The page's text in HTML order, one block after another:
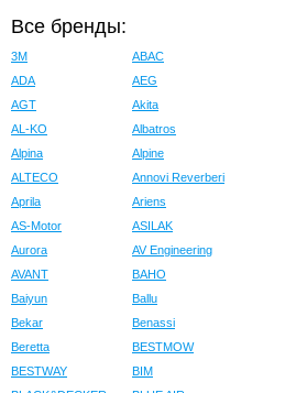
Все бренды:
3M
ABAC
ADA
AEG
AGT
Akita
AL-KO
Albatros
Alpina
Alpine
ALTECO
Annovi Reverberi
Aprila
Ariens
AS-Motor
ASILAK
Aurora
AV Engineering
AVANT
BAHO
Baiyun
Ballu
Bekar
Benassi
Beretta
BESTMOW
BESTWAY
BIM